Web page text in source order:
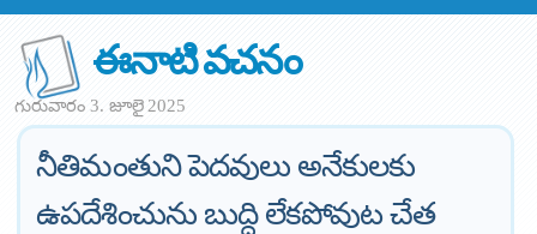
ఈనాటి వచనం
గురువారం 3. జూలై 2025
నీతిమంతుని పెదవులు అనేకులకు
ఉపదేశించును బుద్ధి లేకపోవుట చేత